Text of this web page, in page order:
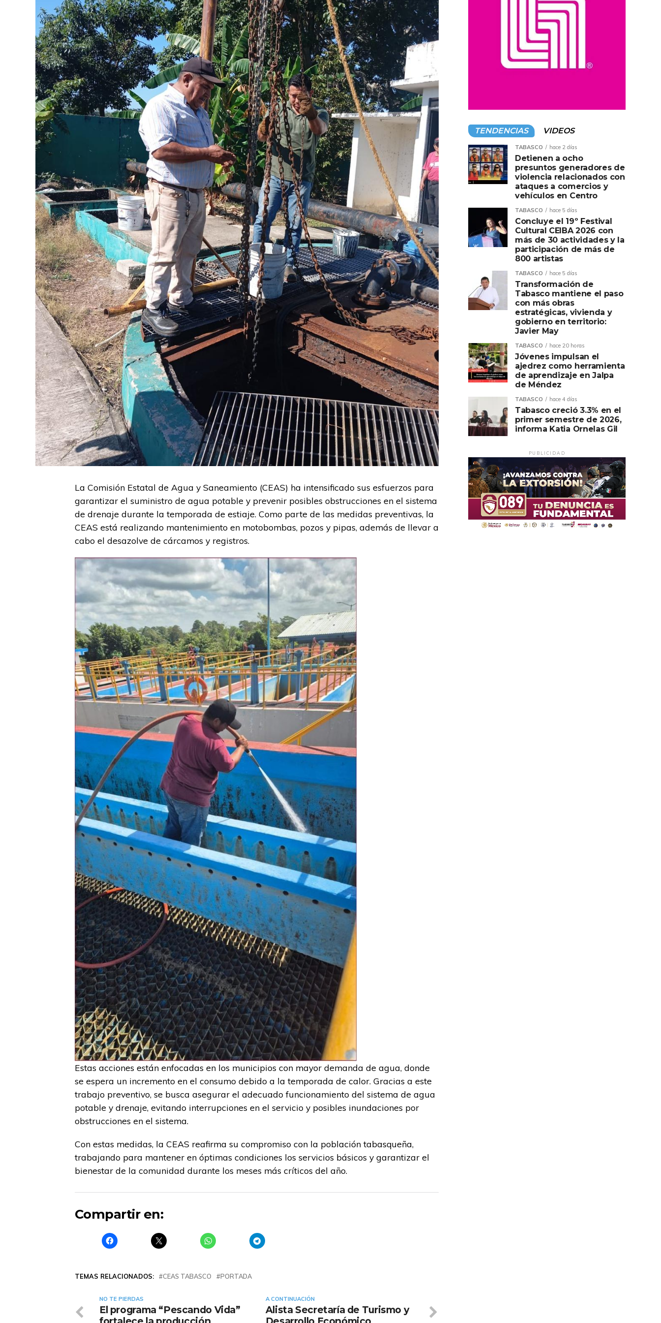
La Comisión Estatal de Agua y Saneamiento (CEAS) ha intensificado sus esfuerzos para
garantizar el suministro de agua potable y prevenir posibles obstrucciones en el sistema
de drenaje durante la temporada de estiaje. Como parte de las medidas preventivas, la
CEAS está realizando mantenimiento en motobombas, pozos y pipas, además de llevar a
cabo el desazolve de cárcamos y registros.
Estas acciones están enfocadas en los municipios con mayor demanda de agua, donde
se espera un incremento en el consumo debido a la temporada de calor. Gracias a este
trabajo preventivo, se busca asegurar el adecuado funcionamiento del sistema de agua
potable y drenaje, evitando interrupciones en el servicio y posibles inundaciones por
obstrucciones en el sistema.
Con estas medidas, la CEAS reafirma su compromiso con la población tabasqueña,
trabajando para mantener en óptimas condiciones los servicios básicos y garantizar el
bienestar de la comunidad durante los meses más críticos del año.
Compartir en:
TEMAS RELACIONADOS: CEAS TABASCO PORTADA
A CONTINUACIÓN
Alista Secretaría de Turismo y
NO TE PIERDAS
El programa “Pescando Vida”
TENDENCIAS VIDEOS
TABASCO hace 2 días
Detienen a ocho
presuntos generadores de
violencia relacionados con
ataques a comercios y
vehículos en Centro
TABASCO hace 5 días
Concluye el 19º Festival
Cultural CEIBA 2026 con
más de 30 actividades y la
participación de más de
800 artistas
TABASCO hace 5 días
Transformación de
Tabasco mantiene el paso
con más obras
estratégicas, vivienda y
gobierno en territorio:
Javier May
TABASCO hace 20 horas
Jóvenes impulsan el
ajedrez como herramienta
de aprendizaje en Jalpa
de Méndez
TABASCO hace 4 días
Tabasco creció 3.3% en el
primer semestre de 2026,
informa Katia Ornelas Gil
PUBLICIDAD